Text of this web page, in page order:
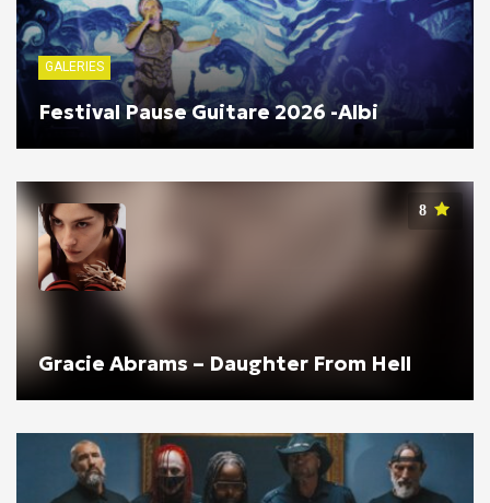
GALERIES
Festival Pause Guitare 2026 -Albi
8
Gracie Abrams – Daughter From Hell